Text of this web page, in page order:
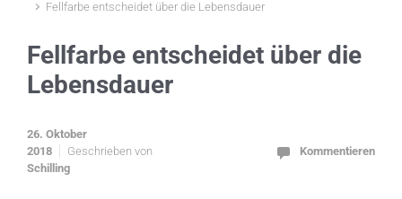
Fellfarbe entscheidet über die Lebensdauer
Fellfarbe entscheidet über die
Lebensdauer
26. Oktober
2018
Geschrieben von
Schilling
Kommentieren